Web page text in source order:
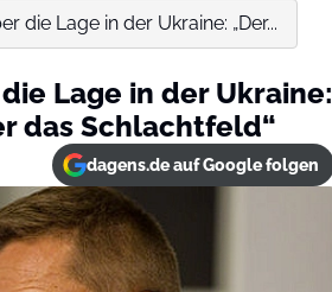
die Lage in der Ukraine: „Der...
Lage in der Ukraine:
das Schlachtfeld“
dagens.de auf Google folgen